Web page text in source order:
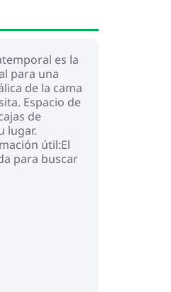
es la
para una
de la cama
Espacio de
de
lugar.
útil:El
para buscar